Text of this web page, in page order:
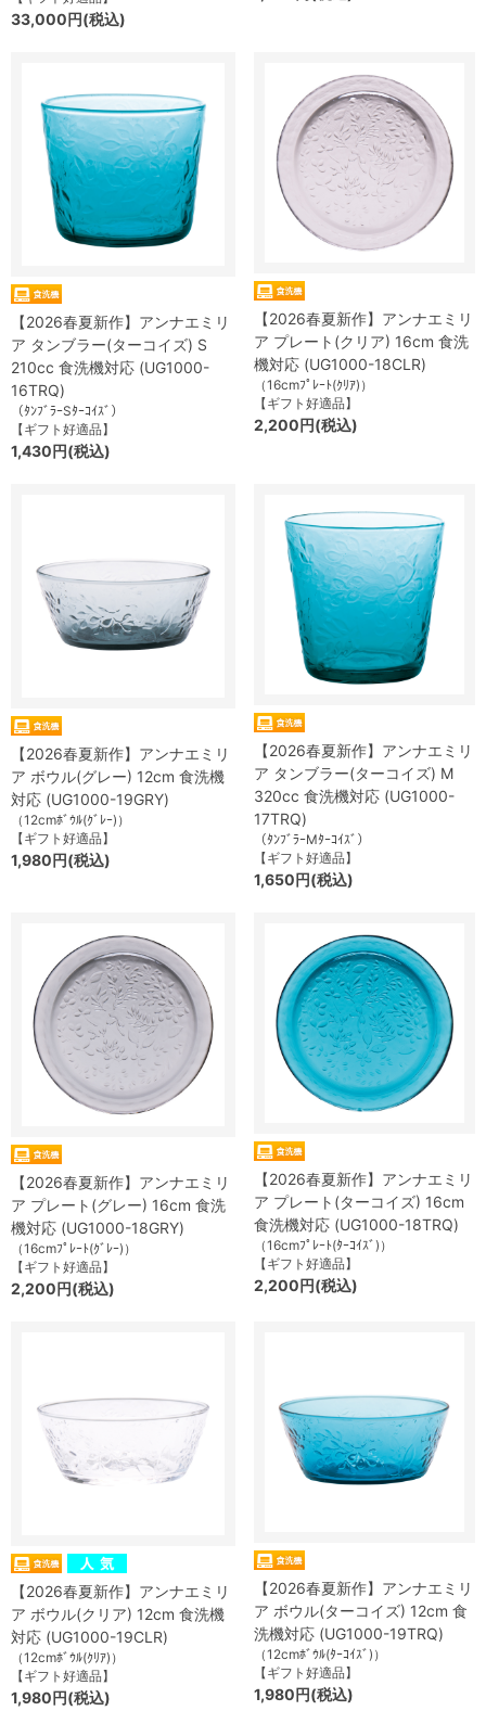
33,000円(税込)
【2026春夏新作】アンナエミリ
ア タンブラー(ターコイズ) S
210cc 食洗機対応 (UG1000-
16TRQ)
（ﾀﾝﾌﾞﾗｰSﾀｰｺｲｽﾞ）
【ギフト好適品】
1,430円(税込)
【2026春夏新作】アンナエミリ
ア プレート(クリア) 16cm 食洗
機対応 (UG1000-18CLR)
（16cmﾌﾟﾚｰﾄ(ｸﾘｱ)）
【ギフト好適品】
2,200円(税込)
【2026春夏新作】アンナエミリ
ア ボウル(グレー) 12cm 食洗機
対応 (UG1000-19GRY)
（12cmﾎﾞｳﾙ(ｸﾞﾚｰ)）
【ギフト好適品】
1,980円(税込)
【2026春夏新作】アンナエミリ
ア タンブラー(ターコイズ) M
320cc 食洗機対応 (UG1000-
17TRQ)
（ﾀﾝﾌﾞﾗｰMﾀｰｺｲｽﾞ）
【ギフト好適品】
1,650円(税込)
【2026春夏新作】アンナエミリ
ア プレート(グレー) 16cm 食洗
機対応 (UG1000-18GRY)
（16cmﾌﾟﾚｰﾄ(ｸﾞﾚｰ)）
【ギフト好適品】
2,200円(税込)
【2026春夏新作】アンナエミリ
ア プレート(ターコイズ) 16cm
食洗機対応 (UG1000-18TRQ)
（16cmﾌﾟﾚｰﾄ(ﾀｰｺｲｽﾞ)）
【ギフト好適品】
2,200円(税込)
【2026春夏新作】アンナエミリ
ア ボウル(クリア) 12cm 食洗機
対応 (UG1000-19CLR)
（12cmﾎﾞｳﾙ(ｸﾘｱ)）
【ギフト好適品】
1,980円(税込)
【2026春夏新作】アンナエミリ
ア ボウル(ターコイズ) 12cm 食
洗機対応 (UG1000-19TRQ)
（12cmﾎﾞｳﾙ(ﾀｰｺｲｽﾞ)）
【ギフト好適品】
1,980円(税込)